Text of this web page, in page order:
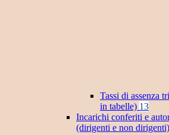
Tassi di assenza
in tabelle) 13
Incarichi conferiti e
(dirigenti e non dirigenti)